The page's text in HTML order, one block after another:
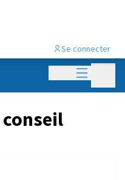
Menu
Se connecter